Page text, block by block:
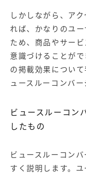
しかしながら、ア
れば、かなりのユ
ため、商品やサー
意識づけることが
の掲載効果につい
ュースルーコンバー
ビュースルーコン
したもの
ビュースルーコン
すく説明します。